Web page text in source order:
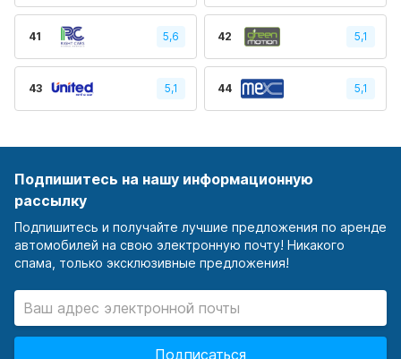
41 5,6 42 5,1
43 5,1 44 5,1
Подпишитесь на нашу информационную
рассылку
Подпишитесь и получайте лучшие предложения по аренде
автомобилей на свою электронную почту! Никакого
спама, только эксклюзивные предложения!
Подписаться